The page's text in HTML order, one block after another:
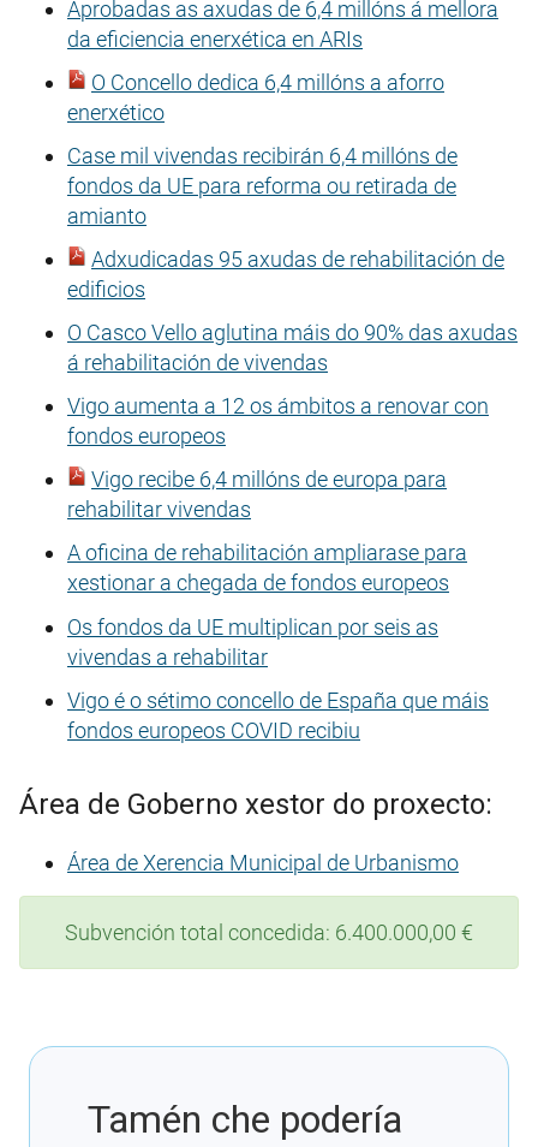
Aprobadas as axudas de 6,4 millóns á mellora
da eficiencia enerxética en ARIs
O Concello dedica 6,4 millóns a aforro
enerxético
Case mil vivendas recibirán 6,4 millóns de
fondos da UE para reforma ou retirada de
amianto
Adxudicadas 95 axudas de rehabilitación de
edificios
O Casco Vello aglutina máis do 90% das axudas
á rehabilitación de vivendas
Vigo aumenta a 12 os ámbitos a renovar con
fondos europeos
Vigo recibe 6,4 millóns de europa para
rehabilitar vivendas
A oficina de rehabilitación ampliarase para
xestionar a chegada de fondos europeos
Os fondos da UE multiplican por seis as
vivendas a rehabilitar
Vigo é o sétimo concello de España que máis
fondos europeos COVID recibiu
Área de Goberno xestor do proxecto:
Área de Xerencia Municipal de Urbanismo
Subvención total concedida: 6.400.000,00 €
Tamén che podería